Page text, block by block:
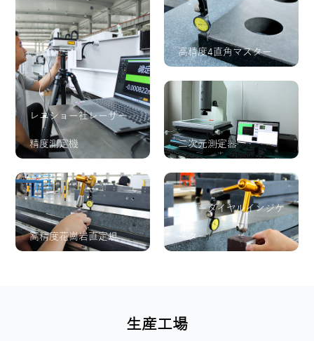
レニショー社レーザー
精度測定機
高精度4直角マスター
二次元測定器
高精度花崗岩直定規
レバーダイヤルインジケ
ーター
生産工場